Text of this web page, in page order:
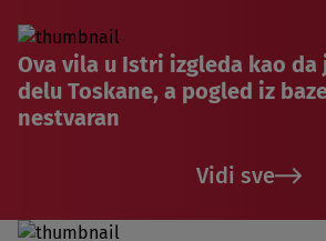
Ova vila u Istri izgleda kao da
delu Toskane, a pogled iz
nestvaran
Vidi sve